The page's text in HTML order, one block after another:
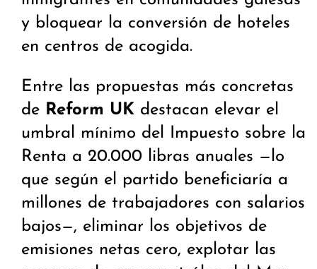
y bloquear la conversión de hoteles
en centros de acogida.
Entre las propuestas más concretas
de Reform UK destacan elevar el
umbral mínimo del Impuesto sobre la
Renta a 20.000 libras anuales —lo
que según el partido beneficiaría a
millones de trabajadores con salarios
bajos—, eliminar los objetivos de
emisiones netas cero, explotar las